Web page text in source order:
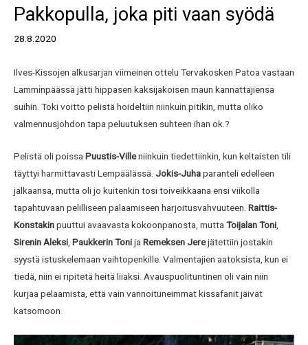
Pakkopulla, joka piti vaan syödä
28.8.2020
Ilves-Kissojen alkusarjan viimeinen ottelu Tervakosken Patoa vastaan
Lamminpäässä jätti hippasen kaksijakoisen maun kannattajiensa
suihin. Toki voitto pelistä hoideltiin niinkuin pitikin, mutta oliko
valmennusjohdon tapa peluutuksen suhteen ihan ok.?
Pelistä oli poissaPuustis-Villeniinkuin tiedettiinkin, kun keltaisten tili
täyttyi harmittavasti Lempäälässä. Jokis-Juhaparanteli edelleen
jalkaansa, mutta oli jo kuitenkin tosi toiveikkaana ensi viikolla
tapahtuvaan pelilliseen palaamiseen harjoitusvahvuuteen. Raittis-
Konstakinpuuttui avaavasta kokoonpanosta, muttaToijalan Toni,
Sirenin Aleksi, Paukkerin TonijaRemeksen Jerejätettiin jostakin
syystä istuskelemaan vaihtopenkille. Valmentajien aatoksista, kun ei
tiedä, niin ei ripitetä heitä liiaksi. Avauspuolituntinen oli vain niin
kurjaa pelaamista, että vain vannoituneimmat kissafanit jäivät
katsomoon.
selaus